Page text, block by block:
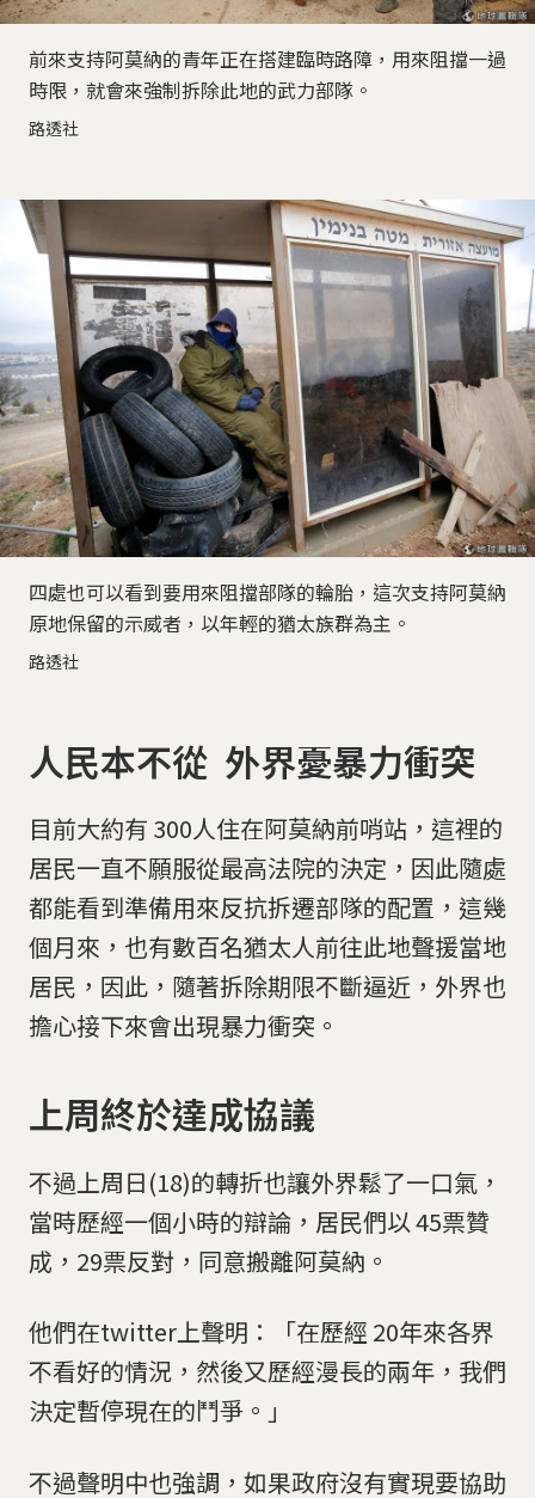
前來支持阿莫納的青年正在搭建臨時路障，用來阻擋一過
時限，就會來強制拆除此地的武力部隊。
路透社
四處也可以看到要用來阻擋部隊的輪胎，這次支持阿莫納
原地保留的示威者，以年輕的猶太族群為主。
路透社
人民本不從 外界憂暴力衝突
目前大約有 300人住在阿莫納前哨站，這裡的
居民一直不願服從最高法院的決定，因此隨處
都能看到準備用來反抗拆遷部隊的配置，這幾
個月來，也有數百名猶太人前往此地聲援當地
居民，因此，隨著拆除期限不斷逼近，外界也
擔心接下來會出現暴力衝突。
上周終於達成協議
不過上周日(18)的轉折也讓外界鬆了一口氣，
當時歷經一個小時的辯論，居民們以 45票贊
成，29票反對，同意搬離阿莫納。
他們在twitter上聲明：「在歷經 20年來各界
不看好的情況，然後又歷經漫長的兩年，我們
決定暫停現在的鬥爭。」
不過聲明中也強調，如果政府沒有實現要協助